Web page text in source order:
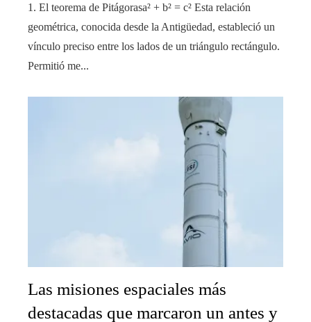
1. El teorema de Pitágorasa² + b² = c² Esta relación
geométrica, conocida desde la Antigüedad, estableció un
vínculo preciso entre los lados de un triángulo rectángulo.
Permitió me...
Las misiones espaciales más
destacadas que marcaron un antes y